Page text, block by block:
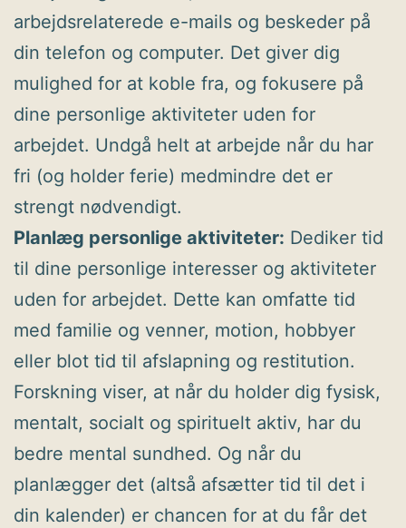
arbejdsrelaterede e-mails og beskeder på
din telefon og computer. Det giver dig
mulighed for at koble fra, og fokusere på
dine personlige aktiviteter uden for
arbejdet. Undgå helt at arbejde når du har
fri (og holder ferie) medmindre det er
strengt nødvendigt.
Planlæg personlige aktiviteter: Dediker tid
til dine personlige interesser og aktiviteter
uden for arbejdet. Dette kan omfatte tid
med familie og venner, motion, hobbyer
eller blot tid til afslapning og restitution.
Forskning viser, at når du holder dig fysisk,
mentalt, socialt og spirituelt aktiv, har du
bedre mental sundhed. Og når du
planlægger det (altså afsætter tid til det i
din kalender) er chancen for at du får det